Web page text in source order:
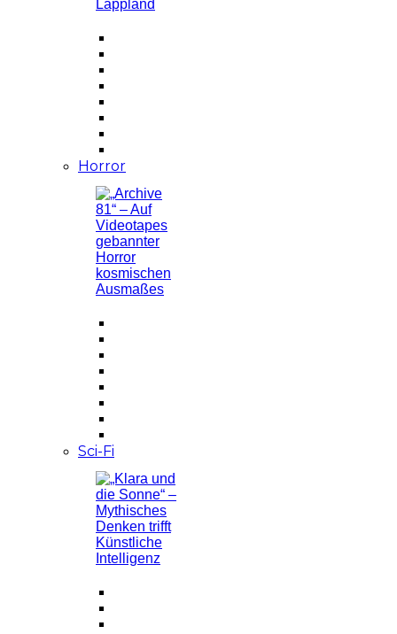
Horror
Sci-Fi